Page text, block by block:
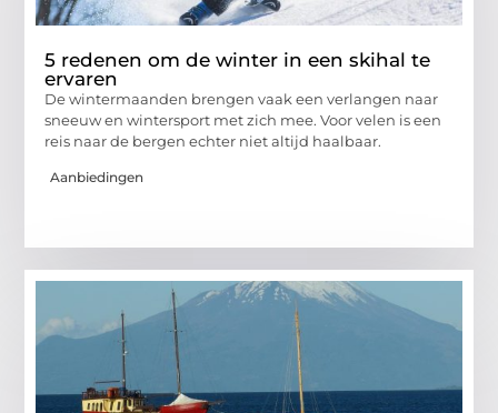
5 redenen om de winter in een skihal te
ervaren
De wintermaanden brengen vaak een verlangen naar
sneeuw en wintersport met zich mee. Voor velen is een
reis naar de bergen echter niet altijd haalbaar.
Aanbiedingen